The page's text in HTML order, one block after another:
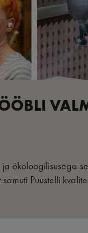
ja ökoloogilisusega
Puustelli